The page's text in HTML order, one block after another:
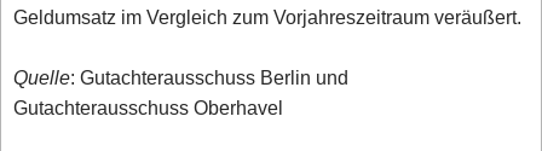
Geldumsatz im Vergleich zum Vorjahreszeitraum veräußert.
Quelle: Gutachterausschuss Berlin und
Gutachterausschuss Oberhavel